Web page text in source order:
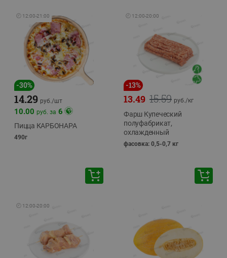
🕘 12:00-21:00
-30%
14.29 руб./шт
10.00 руб. за 6
Пицца КАРБОНАРА
490г
🕘 12:00-20:00
-13%
15.59
13.49 руб./кг
Фарш Купеческий
полуфабрикат,
охлажденный
фасовка: 0,5-0,7 кг
🕘 12:00-20:00